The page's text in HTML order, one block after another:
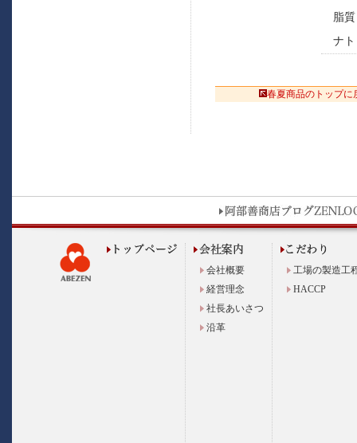
脂質
ナ
春夏商品のトップに
会社概要
経営理念
社長あいさつ
沿革
工場の製造工
HACCP